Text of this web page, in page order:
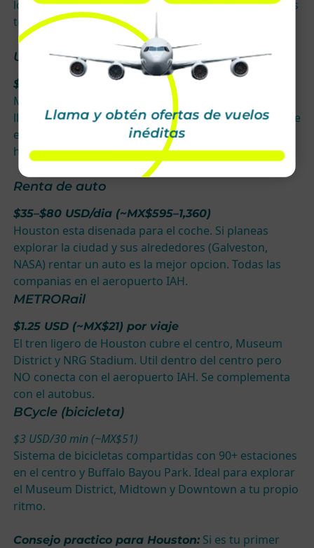
los taxis autorizados en la parada oficial dentro de las
terminales. Disponible 24 horas.
Uber / Lyft
$35–$55 USD (~MX$595–935)
Muy popular en Houston. Descarga la app antes de
llegar. Pide el carro en la zona designada de Rideshare
en cada terminal. Mas economico que el taxi en
horarios normales.
Renta de auto
$35–$80 USD/dia (~MX$595–1,360)
Houston esta disenada para el coche. Si planeas
explorar la ciudad y sus alrededores (Galveston,
NASA) rentar un auto es la mejor opcion. Todas las
companias en el aeropuerto IAH.
METRORail
$1.25 USD (~MX$21) por viaje
El tren ligero de Houston cubre el centro, Museum
District y NRG Stadium. Util dentro del centro pero
NO conecta con el aeropuerto IAH. Se complementa
con el autobus.
BCycle (bicicleta)
$3 USD/30 min (~MX$51)
Sistema de bicicletas compartidas con 90+ estaciones
en el centro y Buffalo Bayou Park. Ideal para explorar
el Museum District, Midtown y Downtown a tu propio
ritmo.
Consejo practico para Houston:Si es tu primer
Llama y obtén ofertas de vuelos
inéditas